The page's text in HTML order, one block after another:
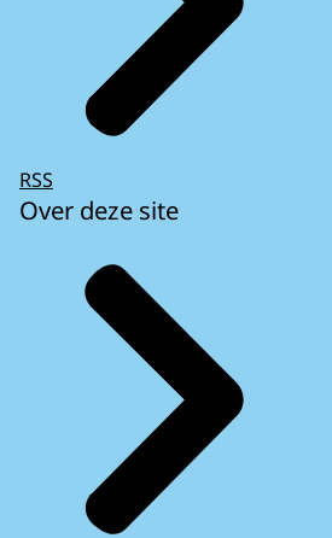
RSS
Over deze site